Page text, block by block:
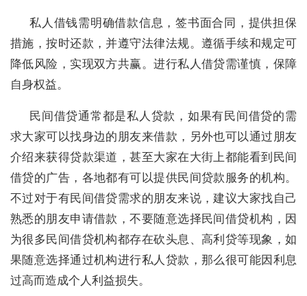
私人借钱需明确借款信息，签书面合同，提供担保
措施，按时还款，并遵守法律法规。遵循手续和规定可
降低风险，实现双方共赢。进行私人借贷需谨慎，保障
自身权益。
民间借贷通常都是私人贷款，如果有民间借贷的需
求大家可以找身边的朋友来借款，另外也可以通过朋友
介绍来获得贷款渠道，甚至大家在大街上都能看到民间
借贷的广告，各地都有可以提供民间贷款服务的机构。
不过对于有民间借贷需求的朋友来说，建议大家找自己
熟悉的朋友申请借款，不要随意选择民间借贷机构，因
为很多民间借贷机构都存在砍头息、高利贷等现象，如
果随意选择通过机构进行私人贷款，那么很可能因利息
过高而造成个人利益损失。